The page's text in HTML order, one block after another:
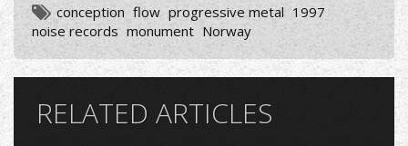
conception flow progressive metal 1997
noise records monument Norway
RELATED ARTICLES